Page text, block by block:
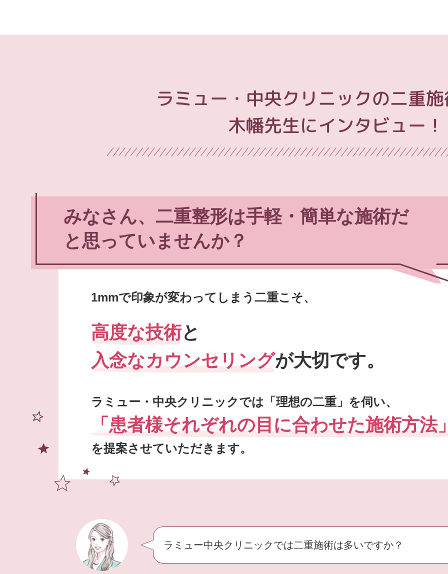
ラミュー・中央クリニックの二重
木幡先生にインタビュー！
みなさん、二重整形は手軽・簡単な施術だ
と思っていませんか？
1mmで印象が変わってしまう二重こそ、
高度な技術と
入念なカウンセリングが大切です。
ラミュー・中央クリニックでは「理想の二重」を伺い、
「患者様それぞれの目に合わせた施術方法
を提案させていただきます。
ラミュー中央クリニックでは二重施術は多いですか？